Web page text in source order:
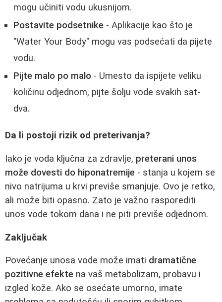
mogu učiniti vodu ukusnijom.
Postavite podsetnike - Aplikacije kao što je
"Water Your Body" mogu vas podsećati da pijete
vodu.
Pijte malo po malo - Umesto da ispijete veliku
količinu odjednom, pijte šolju vode svakih sat-
dva.
Da li postoji rizik od preterivanja?
Iako je voda ključna za zdravlje, preterani unos
može dovesti do hiponatremije - stanja u kojem se
nivo natrijuma u krvi previše smanjuje. Ovo je retko,
ali može biti opasno. Zato je važno rasporediti
unos vode tokom dana i ne piti previše odjednom.
Zaključak
Povećanje unosa vode može imati dramatične
pozitivne efekte na vaš metabolizam, probavu i
izgled kože. Ako se osećate umorno, imate